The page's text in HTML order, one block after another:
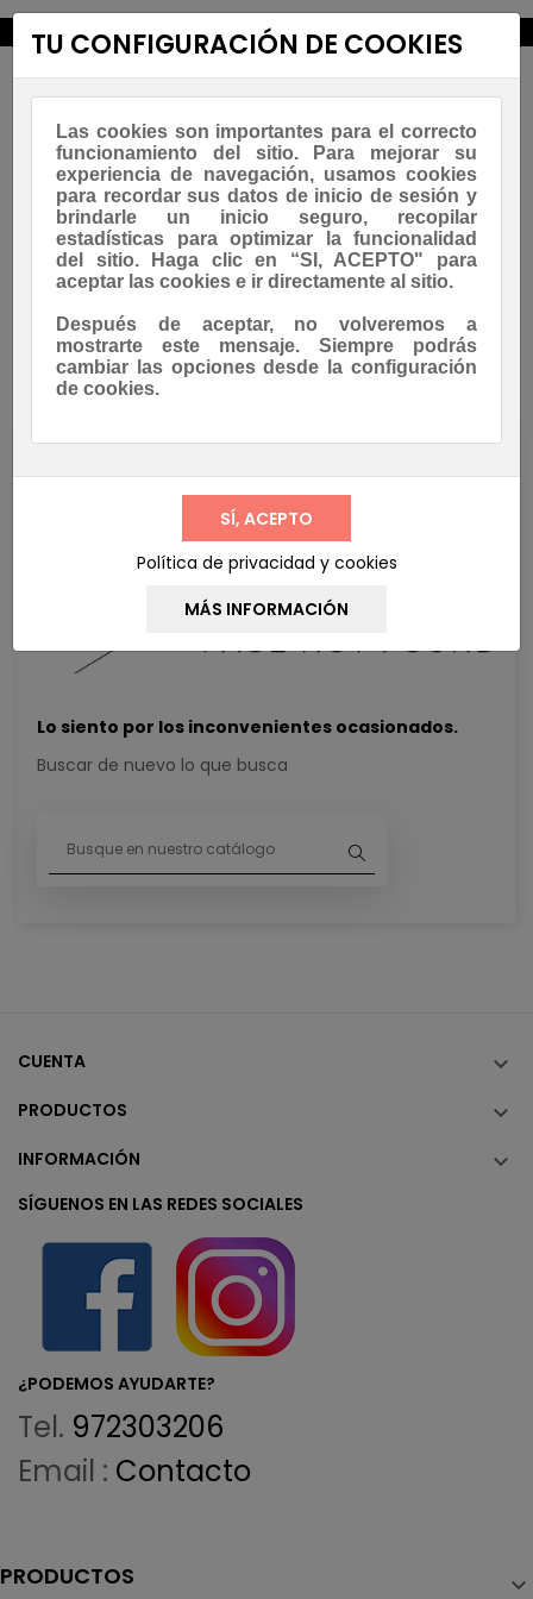
Navegación
de
palanca Asesoramiento Whatsapp
NUEVOS PRODUCTOS
Lo siento por los inconvenientes ocasionados.
Buscar de nuevo lo que busca
CUENTA 
PRODUCTOS 
INFORMACIÓN 
SÍGUENOS EN LAS REDES SOCIALES
¿PODEMOS AYUDARTE?
Tel. 972303206
Email : Contacto
TU CONFIGURACIÓN DE COOKIES
Las cookies son importantes para el correcto
funcionamiento del sitio. Para mejorar su
experiencia de navegación, usamos cookies
para recordar sus datos de inicio de sesión y
brindarle un inicio seguro, recopilar
estadísticas para optimizar la funcionalidad
del sitio. Haga clic en “SI, ACEPTO" para
aceptar las cookies e ir directamente al sitio.
Después de aceptar, no volveremos a
mostrarte este mensaje. Siempre podrás
cambiar las opciones desde la configuración
de cookies.
Política de privacidad y cookies
PRODUCTOS 